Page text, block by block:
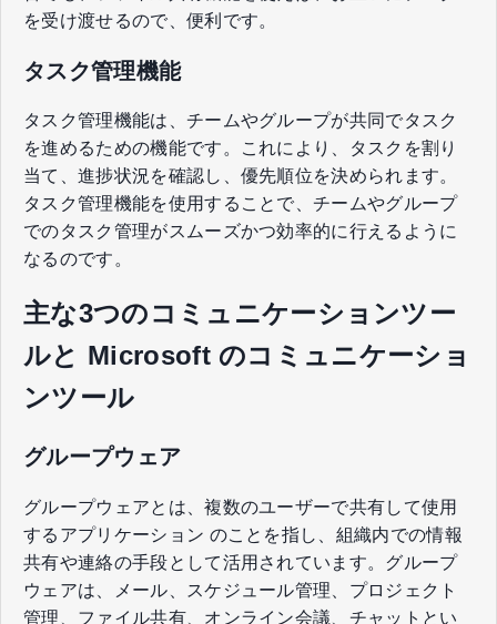
を受け渡せるので、便利です。
タスク管理機能
タスク管理機能は、チームやグループが共同でタスク
を進めるための機能です。これにより、タスクを割り
当て、進捗状況を確認し、優先順位を決められます。
タスク管理機能を使用することで、チームやグループ
でのタスク管理がスムーズかつ効率的に行えるように
なるのです。
主な3つのコミュニケーションツー
ルと Microsoft のコミュニケーショ
ンツール
グループウェア
グループウェアとは、複数のユーザーで共有して使用
するアプリケーション のことを指し、組織内での情報
共有や連絡の手段として活用されています。グループ
ウェアは、メール、スケジュール管理、プロジェクト
管理、ファイル共有、オンライン会議、チャットとい